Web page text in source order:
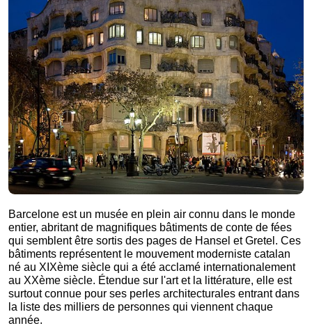
Barcelone est un musée en plein air connu dans le monde
entier, abritant de magnifiques bâtiments de conte de fées
qui semblent être sortis des pages de Hansel et Gretel. Ces
bâtiments représentent le mouvement moderniste catalan
né au XIXème siècle qui a été acclamé internationalement
au XXème siècle. Étendue sur l'art et la littérature, elle est
surtout connue pour ses perles architecturales entrant dans
la liste des milliers de personnes qui viennent chaque
année.